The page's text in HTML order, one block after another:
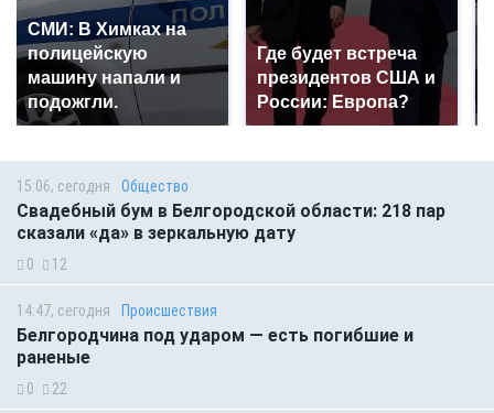
СМИ: В Химках на
полицейскую
машину напали и
подожгли.
Где будет встреча
президентов США и
России: Европа?
15:06, сегодня Общество
Свадебный бум в Белгородской области: 218 пар
сказали «да» в зеркальную дату
0 12
14:47, сегодня Происшествия
Белгородчина под ударом — есть погибшие и
раненые
0 22